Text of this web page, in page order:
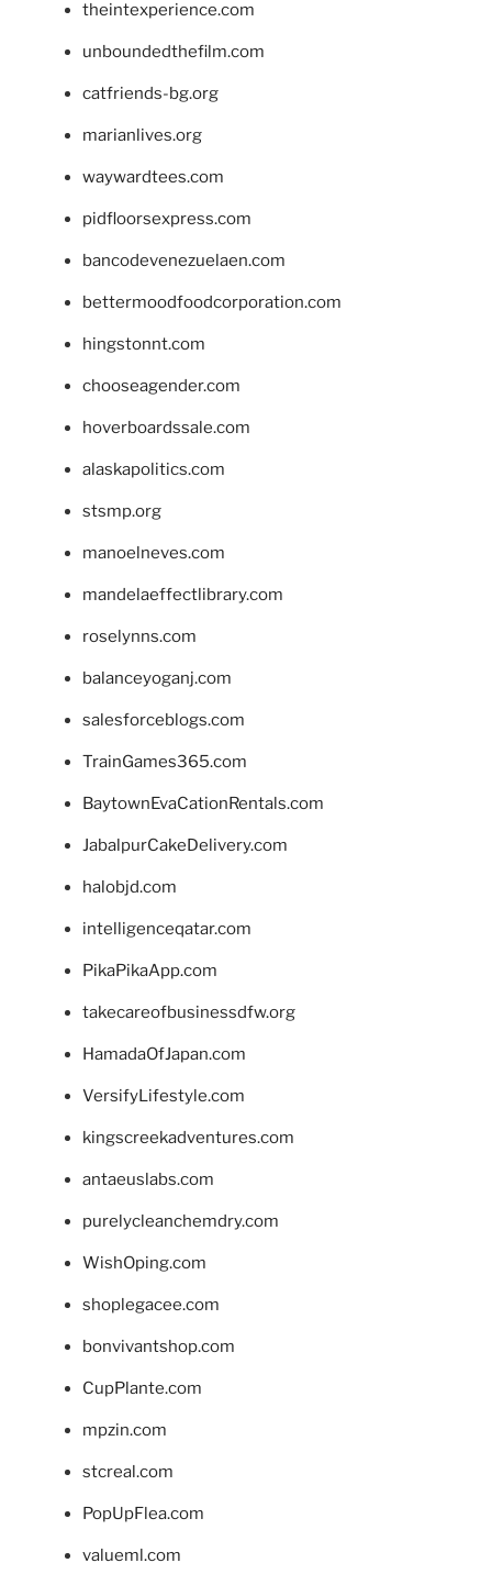
theintexperience.com
unboundedthefilm.com
catfriends-bg.org
marianlives.org
waywardtees.com
pidfloorsexpress.com
bancodevenezuelaen.com
bettermoodfoodcorporation.com
hingstonnt.com
chooseagender.com
hoverboardssale.com
alaskapolitics.com
stsmp.org
manoelneves.com
mandelaeffectlibrary.com
roselynns.com
balanceyoganj.com
salesforceblogs.com
TrainGames365.com
BaytownEvaCationRentals.com
JabalpurCakeDelivery.com
halobjd.com
intelligenceqatar.com
PikaPikaApp.com
takecareofbusinessdfw.org
HamadaOfJapan.com
VersifyLifestyle.com
kingscreekadventures.com
antaeuslabs.com
purelycleanchemdry.com
WishOping.com
shoplegacee.com
bonvivantshop.com
CupPlante.com
mpzin.com
stcreal.com
PopUpFlea.com
valueml.com